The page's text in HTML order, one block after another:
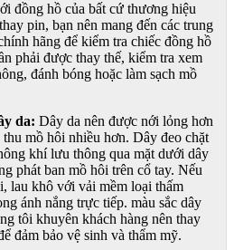
đồng hồ của bất cứ thương hiệu
pin, bạn nên mang đến các trung
hãng để kiểm tra chiếc đồng hồ
phải được thay thế, kiểm tra xem
đánh bóng hoặc làm sạch mồ
da: Dây da nên được nới lỏng hơn
mồ hôi nhiều hơn. Dây đeo chặt
khí lưu thông qua mặt dưới dây
phát ban mồ hôi trên cổ tay. Nếu
lau khô với vải mềm loại thấm
ánh nắng trực tiếp. màu sắc dây
tôi khuyên khách hàng nên thay
đảm bảo vệ sinh và thẩm mỹ.